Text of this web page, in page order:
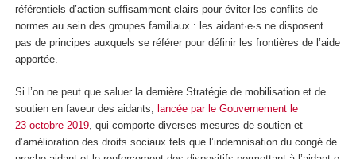
référentiels d’action suffisamment clairs pour éviter les conflits de
normes au sein des groupes familiaux : les aidant·e·s ne disposent
pas de principes auxquels se référer pour définir les frontières de l’aide
apportée.
Si l’on ne peut que saluer la dernière Stratégie de mobilisation et de
soutien en faveur des aidants,
lancée par le Gouvernement le
23 octobre 2019 , qui comporte diverses mesures de soutien et
d’amélioration des droits sociaux tels que l’indemnisation du congé de